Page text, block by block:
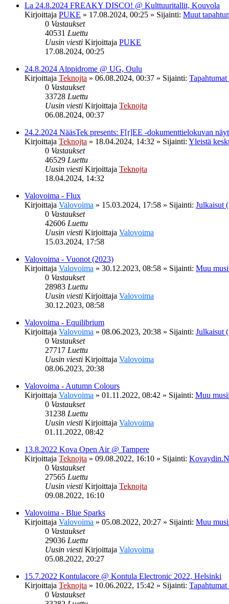
La 24.8.2024 FREAKY DISCO! @ Kulttuuritallit, Kouvola
Kirjoittaja PUKE » 17.08.2024, 00:25 » Sijainti: Muut
0 Vastaukset
40531 Luettu
Uusin viesti Kirjoittaja PUKE
17.08.2024, 00:25
24.8.2024 Alppidrome @ UG, Oulu
Kirjoittaja Teknojta » 06.08.2024, 00:37 » Sijainti: Tapahtumat
0 Vastaukset
33728 Luettu
Uusin viesti Kirjoittaja Teknojta
06.08.2024, 00:37
24.2.2024 NääsTek presents: F[r]EE -dokumenttielokuvan
Kirjoittaja Teknojta » 18.04.2024, 14:32 » Sijainti: Yleistä
0 Vastaukset
46529 Luettu
Uusin viesti Kirjoittaja Teknojta
18.04.2024, 14:32
Valovoima - Flux
Kirjoittaja Valovoima » 15.03.2024, 17:58 » Sijainti: Julkaisut
0 Vastaukset
42606 Luettu
Uusin viesti Kirjoittaja Valovoima
15.03.2024, 17:58
Valovoima - Vuonot (2023)
Kirjoittaja Valovoima » 30.12.2023, 08:58 » Sijainti: Muu
0 Vastaukset
28983 Luettu
Uusin viesti Kirjoittaja Valovoima
30.12.2023, 08:58
Valovoima - Equilibrium
Kirjoittaja Valovoima » 08.06.2023, 20:38 » Sijainti: Julkaisut
0 Vastaukset
27717 Luettu
Uusin viesti Kirjoittaja Valovoima
08.06.2023, 20:38
Valovoima - Autumn Colours
Kirjoittaja Valovoima » 01.11.2022, 08:42 » Sijainti: Muu
0 Vastaukset
31238 Luettu
Uusin viesti Kirjoittaja Valovoima
01.11.2022, 08:42
13.8.2022 Kova Open Air @ Tampere
Kirjoittaja Teknojta » 09.08.2022, 16:10 » Sijainti:
0 Vastaukset
27565 Luettu
Uusin viesti Kirjoittaja Teknojta
09.08.2022, 16:10
Valovoima - Blue Sparks
Kirjoittaja Valovoima » 05.08.2022, 20:27 » Sijainti: Muu
0 Vastaukset
29036 Luettu
Uusin viesti Kirjoittaja Valovoima
05.08.2022, 20:27
15.7.2022 Kontulacore @ Kontula Electronic 2022, Helsinki
Kirjoittaja Teknojta » 10.06.2022, 15:42 » Sijainti: Tapahtumat
0 Vastaukset